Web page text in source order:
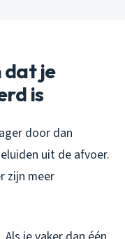
dat je
is
door dan
uit de afvoer.
zijn meer